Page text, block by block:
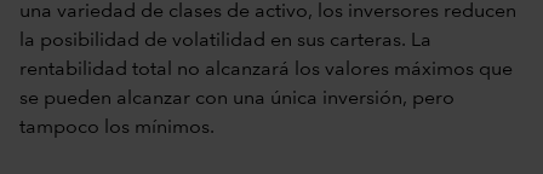
una variedad de clases de activo, los inversores reducen
la posibilidad de volatilidad en sus carteras. La
rentabilidad total no alcanzará los valores máximos que
se pueden alcanzar con una única inversión, pero
tampoco los mínimos.